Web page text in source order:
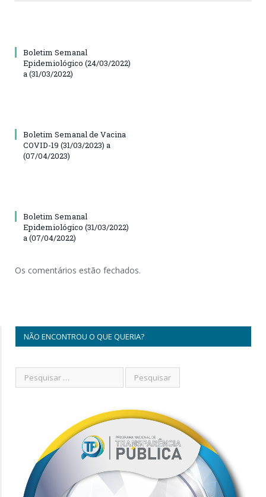
Boletim Semanal
Epidemiológico (24/03/2022)
a (31/03/2022)
Boletim Semanal de Vacina
COVID-19 (31/03/2023) a
(07/04/2023)
Boletim Semanal
Epidemiológico (31/03/2022)
a (07/04/2022)
Os comentários estão fechados.
NÃO ENCONTROU O QUE QUERIA?